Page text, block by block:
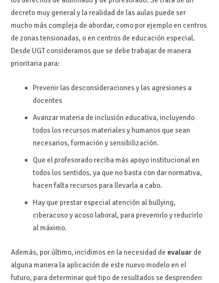
decreto muy general y la realidad de las aulas puede ser
mucho más compleja de abordar, como por ejemplo en centros
de zonas tensionadas, o en centros de educación especial.
Desde UGT consideramos que se debe trabajar de manera
prioritaria para:
Prevenir las desconsideraciones y las agresiones a
docentes
Avanzar materia de inclusión educativa, incluyendo
todos los recursos materiales y humanos que sean
necesarios, formación y sensibilización.
Que el profesorado reciba más apoyo institucional en
todos los sentidos, ya que no basta con dar normativa,
hacen falta recursos para llevarla a cabo.
Hay que prestar especial atención al bullying,
ciberacoso y acoso laboral, para prevenirlo y reducirlo
al máximo.
Además, por último, incidimos en la necesidad de evaluar de
alguna manera la aplicación de este nuevo modelo en el
futuro, para determinar qué tipo de resultados se desprenden